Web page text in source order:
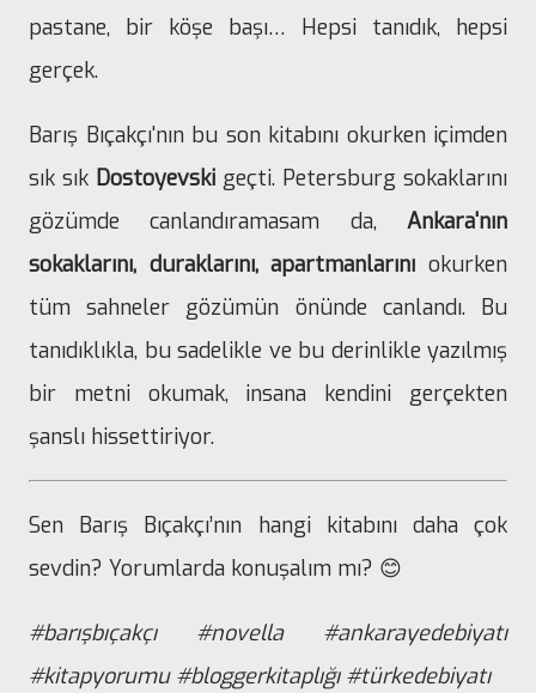
pastane, bir köşe başı… Hepsi tanıdık, hepsi
gerçek.
Barış Bıçakçı'nın bu son kitabını okurken içimden
sık sık Dostoyevski geçti. Petersburg sokaklarını
gözümde canlandıramasam da, Ankara'nın
sokaklarını, duraklarını, apartmanlarını okurken
tüm sahneler gözümün önünde canlandı. Bu
tanıdıklıkla, bu sadelikle ve bu derinlikle yazılmış
bir metni okumak, insana kendini gerçekten
şanslı hissettiriyor.
Sen Barış Bıçakçı’nın hangi kitabını daha çok
sevdin? Yorumlarda konuşalım mı? 😊
#barışbıçakçı #novella #ankarayedebiyatı
#kitapyorumu #bloggerkitaplığı #türkedebiyatı